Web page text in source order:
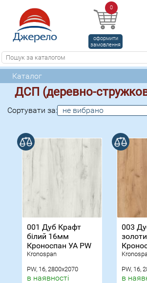
0
оформити
замовлення
Каталог
ДСП (деревно-
Сортувати за: не вибрано
001 Дуб Крафт
білий 16мм
Кроноспан УА PW
Kronospan
PW, 16, 2800x2070
в наявності
003
PW, 16,
в